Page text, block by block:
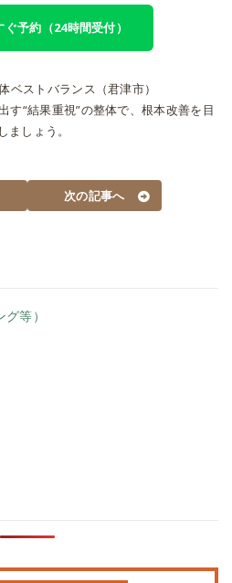
予約（24時間受付）
ベストバランス（君津市）
す“結果重視”の整体で、根本改善を目
ましょう。
次の記事へ
等）